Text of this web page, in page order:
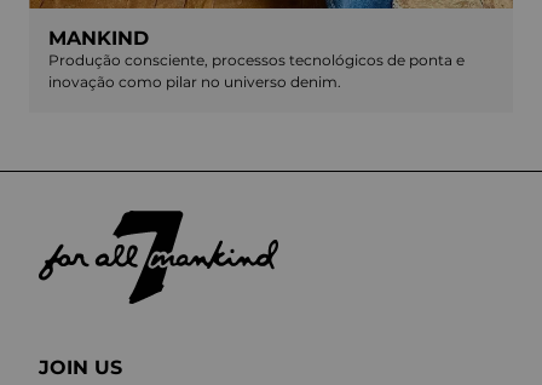
MANKIND
Produção consciente, processos tecnológicos de ponta e
inovação como pilar no universo denim.
JOIN US